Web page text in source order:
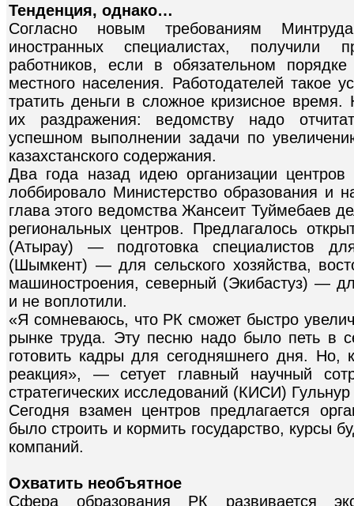
Тенденция, однако…
Согласно новым требованиям
иностранных специалистах, получили
работников, если в обязательном
местного населения. Работодателей такое
тратить деньги в сложное кризисное
их раздражения: ведомству надо
успешном выполнении задачи по
казахстанского содержания.
Два года назад идею организации центров
лоббировало Министерство образования и
глава этого ведомства Жансеит Туймебаев
региональных центров. Предлагалось
(Атырау) — подготовка специалистов
(Шымкент) — для сельского хозяйства,
машиностроения, северный (Экибастуз) —
и не воплотили.
«Я сомневаюсь, что РК сможет быстро
рынке труда. Эту песню надо было петь в
готовить кадры для сегодняшнего дня.
реакция», — сетует главный научный
стратегических исследований (КИСИ)
Сегодня взамен центров предлагается
было строить и кормить государство, курсы
компаний.
Охватить необъятное
Сфера образования РК развивается